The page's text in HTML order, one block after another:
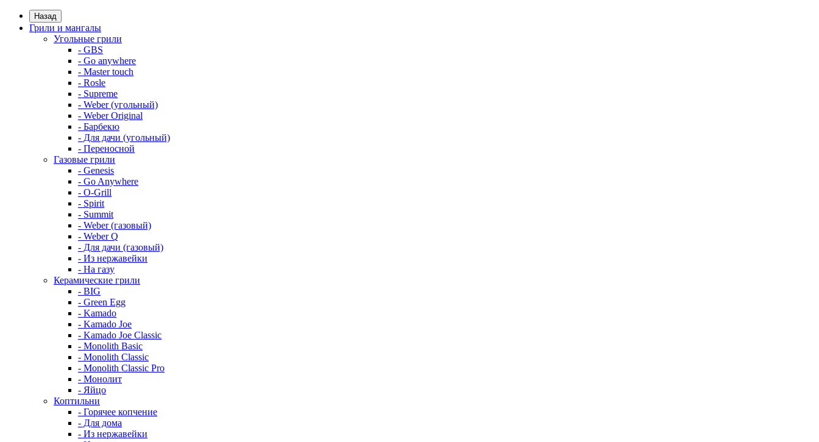
Назад
Грили и мангалы
Угольные грили
- GBS
- Go anywhere
- Master touch
- Rosle
- Supreme
- Weber (угольный)
- Weber Original
- Барбекю
- Для дачи (угольный)
- Переносной
Газовые грили
- Genesis
- Go Anywhere
- O-Grill
- Spirit
- Summit
- Weber (газовый)
- Weber Q
- Для дачи (газовый)
- Из нержавейки
- На газу
Керамические грили
- BIG
- Green Egg
- Kamado
- Kamado Joe
- Kamado Joe Classic
- Monolith Basic
- Monolith Classic
- Monolith Classic Pro
- Монолит
- Яйцо
Коптильни
- Горячее копчение
- Для дома
- Из нержавейки